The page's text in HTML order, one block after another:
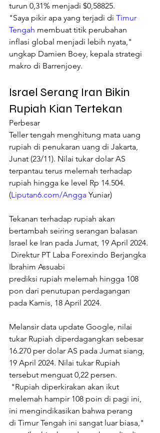
turun 0,31% menjadi $0,58825.
"Saya pikir apa yang terjadi di Timur
Tengah membuat titik perubahan
inflasi global menjadi lebih nyata,"
ungkap Damien Boey, kepala strategi
makro di Barrenjoey.
Israel Serang Iran Bikin
Rupiah Kian Tertekan
Perbesar
Teller tengah menghitung mata uang
rupiah di penukaran uang di Jakarta,
Junat (23/11). Nilai tukar dolar AS
terpantau terus melemah terhadap
rupiah hingga ke level Rp 14.504.
(Liputan6.com/Angga Yuniar)
Tekanan terhadap rupiah akan
bertambah seiring serangan balasan
Israel ke Iran pada Jumat, 19 April 2024.
Direktur PT Laba Forexindo Berjangka
Ibrahim Assuabi
prediksi rupiah melemah hingga 108
pon dari penutupan perdagangan
pada Kamis, 18 April 2024.
Melansir data update Google, nilai
tukar Rupiah diperdagangkan sebesar
16.270 per dolar AS pada Jumat siang,
19 April 2024. Nilai tukar Rupiah
tersebut menguat 0,22 persen.
"Rupiah diperkirakan akan ikut
melemah hampir 108 poin di pagi ini,
ini mengindikasikan bahwa perang
di Timur Tengah ini sangat luar biasa,"